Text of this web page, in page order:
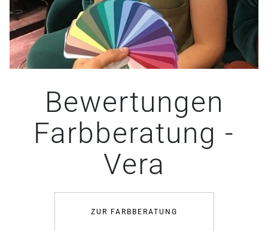
Bewertungen
Farbberatung -
Vera
ZUR FARBBERATUNG